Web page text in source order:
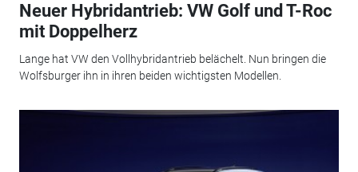
Neuer Hybridantrieb: VW Golf und T-Roc
mit Doppelherz
Lange hat VW den Vollhybridantrieb belächelt. Nun bringen die
Wolfsburger ihn in ihren beiden wichtigsten Modellen.